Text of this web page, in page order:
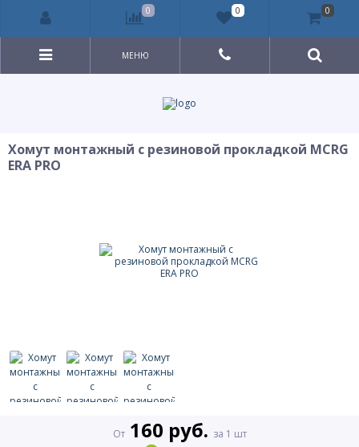
МЕНЮ
Хомут монтажный с резиновой прокладкой МСRG
ERA PRO
От160 руб. за 1 шт
0 0 0